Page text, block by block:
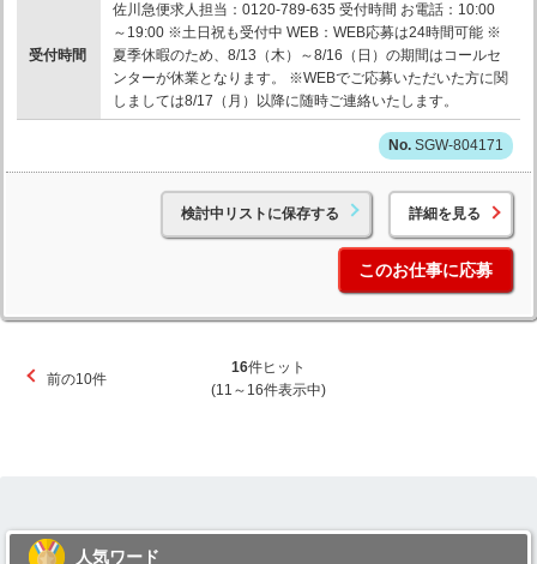
受付時間
佐川急便求人担当：0120-789-635 受付時間 お電話：10:00
～19:00 ※土日祝も受付中 WEB：WEB応募は24時間可能 ※
夏季休暇のため、8/13（木）～8/16（日）の期間はコールセ
ンターが休業となります。 ※WEBでご応募いただいた方に関
しましては8/17（月）以降に随時ご連絡いたします。
SGW-804171
検討中リストに保存する 詳細を見る
このお仕事に応募
前の10件
16件ヒット
(11～16件表示中)
人気ワード